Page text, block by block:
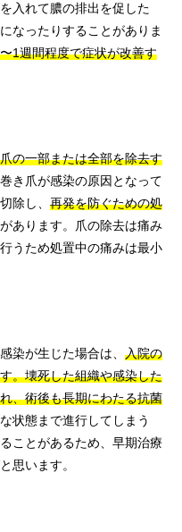
入れて膿の排出を促した
なったりすることがありま
1週間程度で症状が改善す
爪の一部または全部を除去す
巻き爪が感染の原因となって
除し、 再発を防ぐための処
あります。爪の除去は痛み
うため処置中の痛みは最小
染が生じた場合は、 入院の
。壊死した組織や感染した
、術後も長期にわたる抗菌
状態まで進行してしまう
ことがあるため、早期治療
思います。